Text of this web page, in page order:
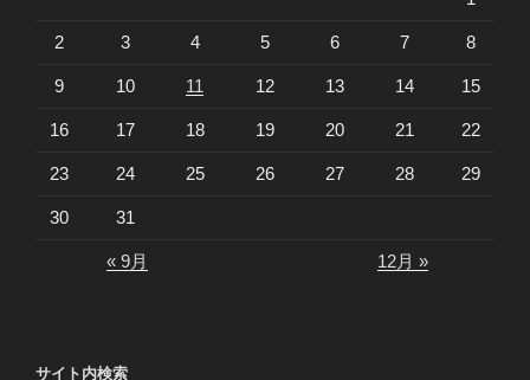
2 3 4 5 6 7 8
9 10 11 12 13 14 15
16 17 18 19 20 21 22
23 24 25 26 27 28 29
30 31
« 9月 12月 »
サイト内検索